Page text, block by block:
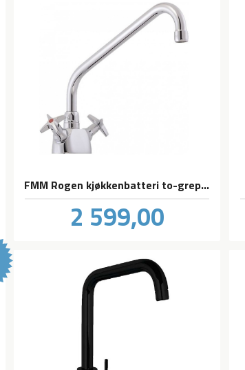
FMM Rogen kjøkkenbatteri to-greps, krom - hyttekran
Pris
2 599,00inkl.
mva.